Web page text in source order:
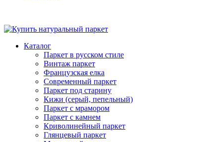
Каталог
Паркет в русском стиле
Винтаж паркет
Французская елка
Современный паркет
Паркет под старину
Кижи (серый, пепельный)
Паркет с мрамором
Паркет с камнем
Криволинейный паркет
Глянцевый паркет